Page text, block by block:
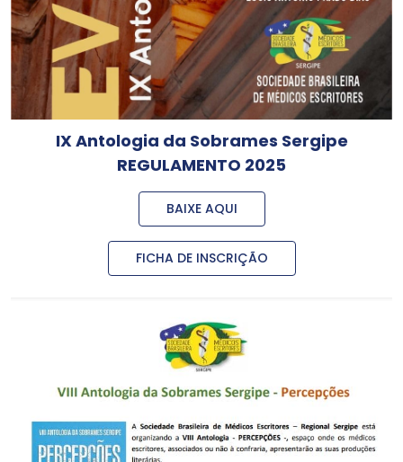
IX Antologia da Sobrames Sergipe
REGULAMENTO 2025
BAIXE AQUI
FICHA DE INSCRIÇÃO